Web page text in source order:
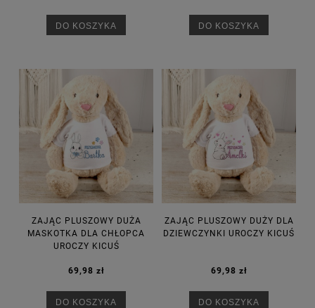
DO KOSZYKA DO KOSZYKA
ZAJĄC PLUSZOWY DUŻA
MASKOTKA DLA CHŁOPCA
UROCZY KICUŚ
69,98 zł
DO KOSZYKA
ZAJĄC PLUSZOWY DUŻY DLA
DZIEWCZYNKI UROCZY KICUŚ
69,98 zł
DO KOSZYKA